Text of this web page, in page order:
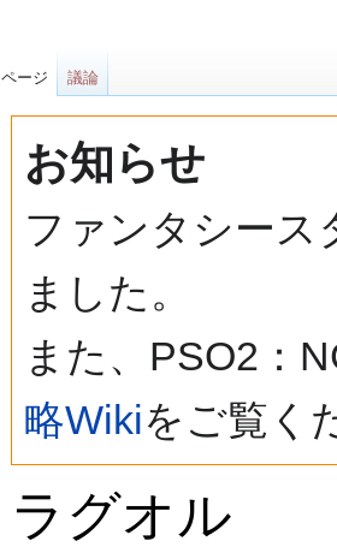
お知らせ
ファンタシース
ました。
また、PSO2：
略Wikiをご覧く
ラグオル
ページ 議論